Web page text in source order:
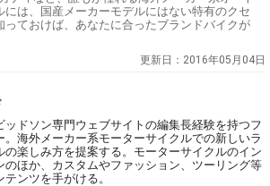
には、国産メーカーモデルにはない特有のクセ
っておけば、あなたに合ったブランドバイクが
更新日： 2016年05月04日
ッドソン専門ウェブサイトの編集長経験を持つフ
。海外メーカー系モーターサイクルでの新しいラ
の楽しみ方を提案する。モーターサイクルのイン
のほか、カスタムやファッション、ツーリング等
ンツを手がける。